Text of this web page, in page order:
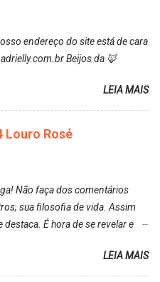
meu cabelo teve um bom
ele ficou um rosa bem suave,
o resultado da limpeza. Ficou
mãe é lindaaaaa" Para quem
é um p...
endereço do site está de cara
Beijos da 🦊
LEIA MAIS
Louro Rosé
Não faça dos comentários
sua filosofia de vida. Assim
destaca. É hora de se revelar e
para ser mais você Loiro Rosé
no cabelo, retirei o excesso
LEIA MAIS